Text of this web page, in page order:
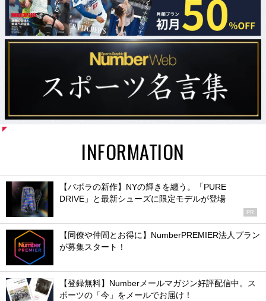
INFORMATION
【バボラの新作】NYの輝きを纏う。「PURE
DRIVE」と最新シューズに限定モデルが登場
PR
【同僚や仲間とお得に】NumberPREMIER法人プラン
が募集スタート！
【登録無料】Numberメールマガジン好評配信中。ス
ポーツの「今」をメールでお届け！